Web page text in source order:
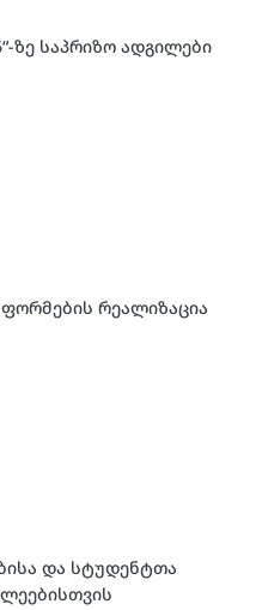
ზე საპრიზო ადგილები
რეალიზაცია
და სტუდენტთა